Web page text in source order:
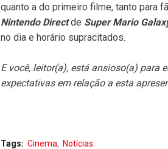
quanto a do primeiro filme, tanto para
Nintendo Directde Super Mario
no dia e horário supracitados.
E você, leitor(a), está ansioso(a) para
expectativas em relação a esta
Tags: Cinema Notícias